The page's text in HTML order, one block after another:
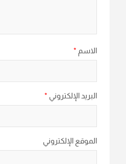
الاسم *
البريد الإلكتروني *
الموقع الإلكتروني